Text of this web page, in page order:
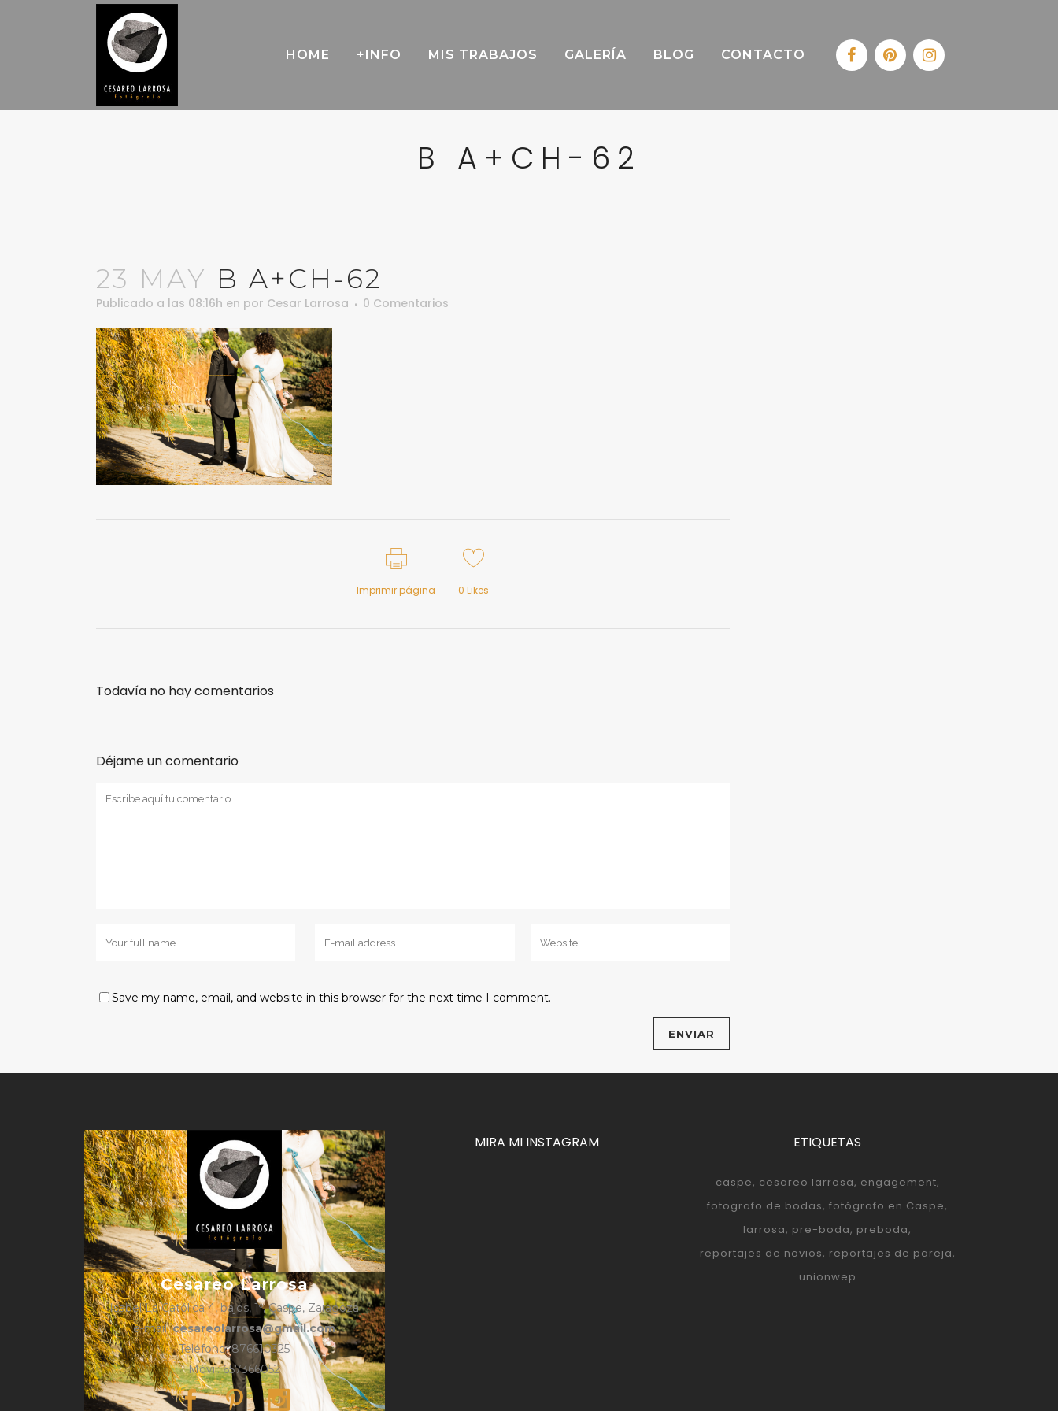
HOME +INFO MIS TRABAJOS GALERÍA BLOG CONTACTO
B A+CH-62
23 MAY B A+CH-62
Publicado a las 08:16h en por Cesar Larrosa 0 Comentarios
Imprimir página 0 Likes
Todavía no hay comentarios
Déjame un comentario
Save my name, email, and website in this browser for the next time I comment.
Cesareo Larrosa
Isabel La Católica 4, bajos, 1º, Caspe, Zaragoza
e-mail:cesareolarrosa@gmail.com
Teléfono: 876610325
Móvil: 657366052
MIRA MI INSTAGRAM ETIQUETAS
caspe cesareo larrosa engagement
fotografo de bodas fotógrafo en Caspe
larrosa pre-boda preboda
reportajes de novios reportajes de pareja
unionwep